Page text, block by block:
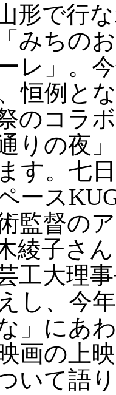
形で行
みちの
レ」。
恒例と
のコラ
りの夜
す。七
ース
監督の
綾子さ
工大理
し、今
」にあ
画の上
いて語